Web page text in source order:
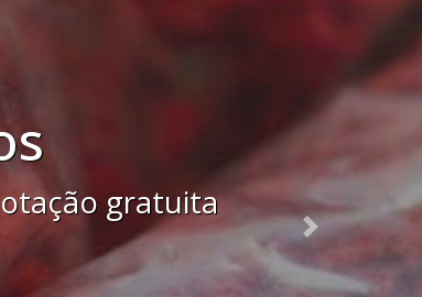
mesmo. Next